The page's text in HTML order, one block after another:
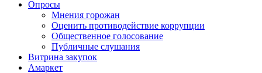
Опросы
Мнения горожан
Оценить противодействие коррупции
Общественное голосование
Публичные слушания
Витрина закупок
Амаркет